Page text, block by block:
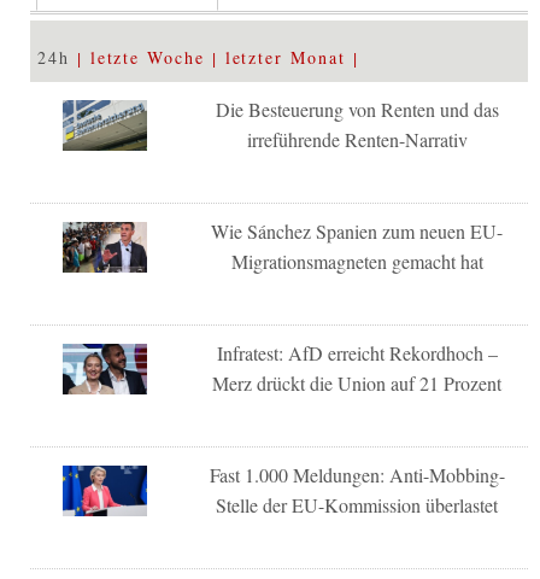
24h letzte Woche letzter Monat
Die Besteuerung von Renten und das
irreführende Renten-Narrativ
Wie Sánchez Spanien zum neuen EU-
Migrationsmagneten gemacht hat
Infratest: AfD erreicht Rekordhoch –
Merz drückt die Union auf 21 Prozent
Fast 1.000 Meldungen: Anti-Mobbing-
Stelle der EU-Kommission überlastet